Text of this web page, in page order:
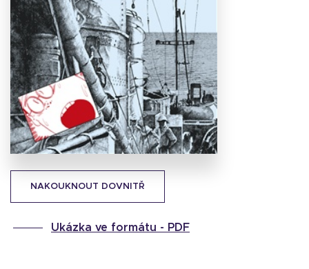
NAKOUKNOUT DOVNITŘ
Ukázka ve formátu - PDF